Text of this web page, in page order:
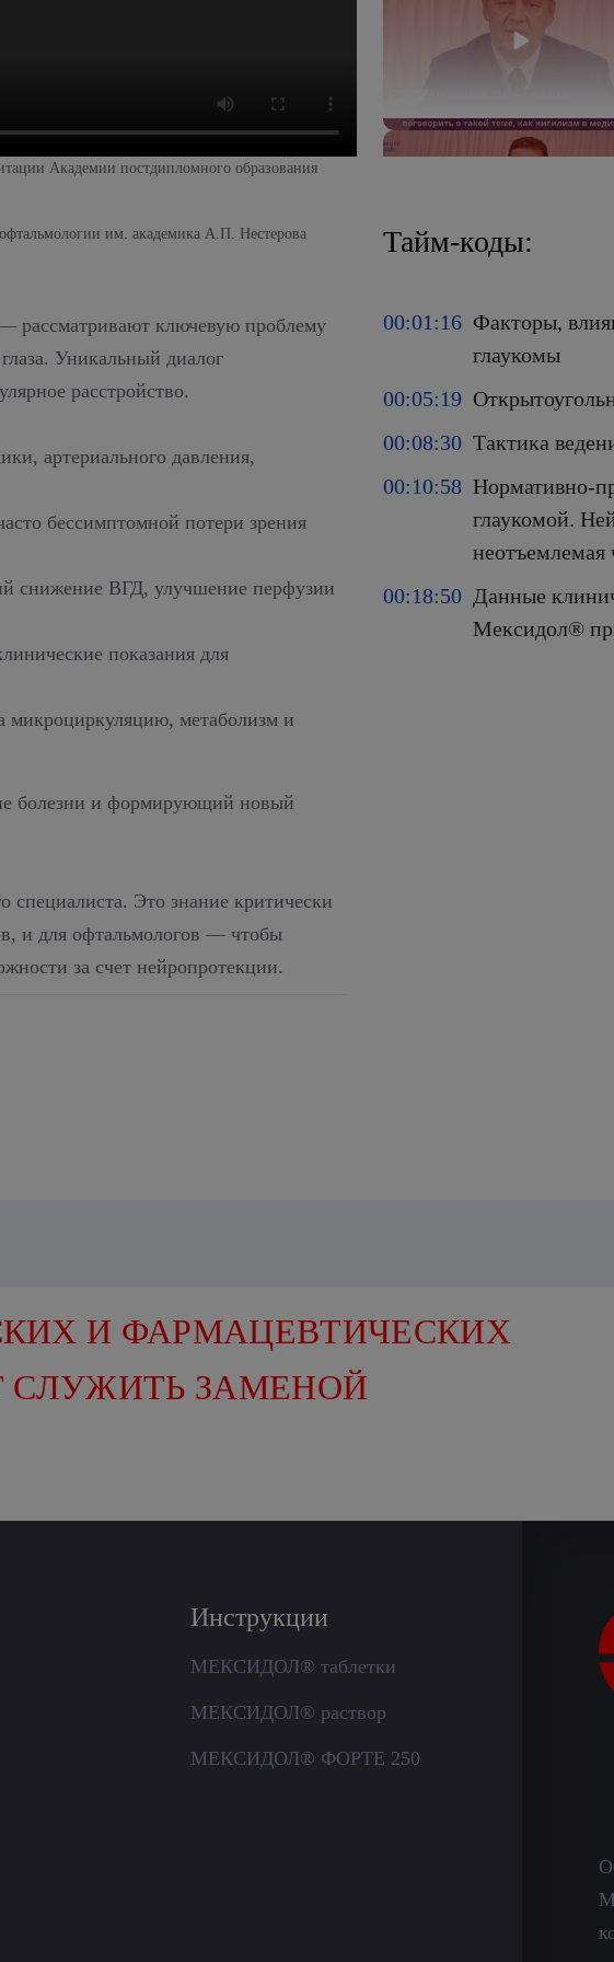
Академии постдипломного образования
им. академика А.П. Нестерова
рассматривают ключевую проблему
Уникальный диалог
расстройство.
артериального давления,
бессимптомной потери зрения
снижение ВГД, улучшение перфузии
показания для
микроциркуляцию, метаболизм и
болезни и формирующий новый
специалиста. Это знание критически
и для офтальмологов — чтобы
за счет нейропротекции.
Тайм-коды:
00:01:16 Факторы,
глаукомы
00:05:19
00:08:30 Тактика
00:10:58 Нормативно-
глаукомой.
неотъемлемая
00:18:50 Данные
Мексидол®
И ФАРМАЦЕВТИЧЕСКИХ
СЛУЖИТЬ ЗАМЕНОЙ
Инструкции
МЕКСИДОЛ® таблетки
МЕКСИДОЛ® раствор
МЕКСИДОЛ® ФОРТЕ 250